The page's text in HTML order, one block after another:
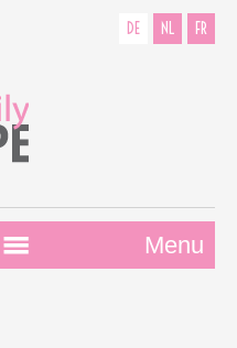
DE NL FR
Menu